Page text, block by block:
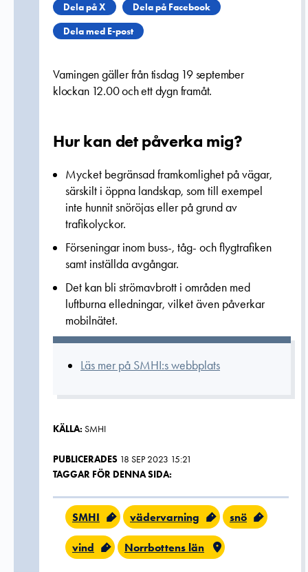
Dela på X
Dela på Facebook
Dela med E-post
Varningen gäller från tisdag 19 september
klockan 12.00 och ett dygn framåt.
Hur kan det påverka mig?
Mycket begränsad framkomlighet på vägar,
särskilt i öppna landskap, som till exempel
inte hunnit snöröjas eller på grund av
trafikolyckor.
Förseningar inom buss-, tåg- och flygtrafiken
samt inställda avgångar.
Det kan bli strömavbrott i områden med
luftburna elledningar, vilket även påverkar
mobilnätet.
Läs mer på SMHI:s webbplats
KÄLLA: SMHI
PUBLICERADES 18 SEP 2023 15:21
TAGGAR FÖR DENNA SIDA:
SMHI vädervarning snö
vind Norrbottens län